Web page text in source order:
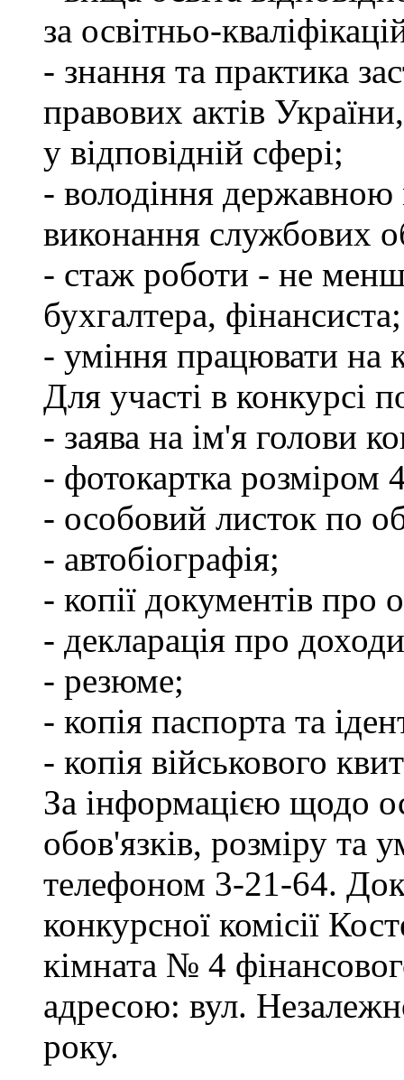
за освітньо-
- знання та практика
правових актів
у відповідній сфері;
- володіння державною
виконання службових
- стаж роботи - не
бухгалтера, фінансиста;
- уміння працювати на
Для участі в конкурсі
- заява на ім'я голови
- фотокартка розміром
- особовий листок по
- автобіографія;
- копії документів про
- декларація про
- резюме;
- копія паспорта та
- копія військового
За інформацією щодо
обов'язків, розміру та
телефоном 3-21-64.
конкурсної комісії
кімната № 4
адресою: вул.
року.